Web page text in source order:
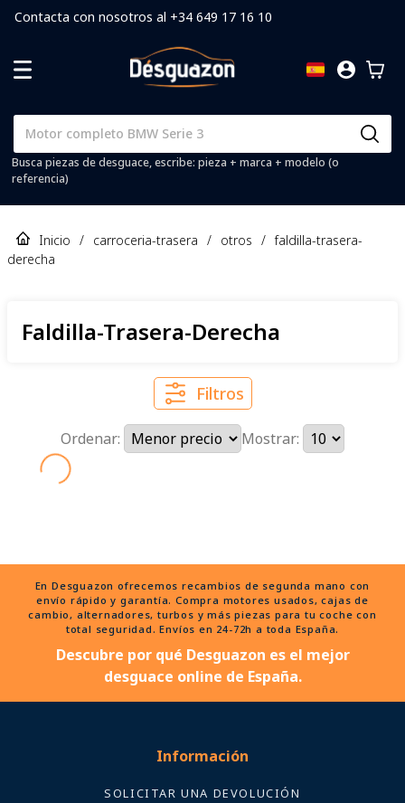
Contacta con nosotros al +34 649 17 16 10
Busca piezas de desguace, escribe: pieza + marca + modelo (o
referencia)
Inicio / carroceria-trasera / otros / faldilla-trasera-
derecha
Faldilla-Trasera-Derecha
Filtros
Ordenar: Mostrar:
En Desguazon ofrecemos recambios de segunda mano con
envío rápido y garantía. Compra motores usados, cajas de
cambio, alternadores, turbos y más piezas para tu coche con
total seguridad. Envíos en 24-72h a toda España.
Descubre por qué Desguazon es el mejor
desguace online de España.
Información
SOLICITAR UNA DEVOLUCIÓN